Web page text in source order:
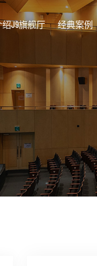
绍J9旗舰厅 经典案例